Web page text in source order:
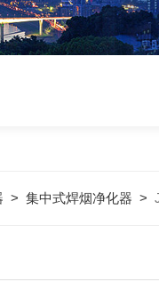
>集中式焊烟净化器 >